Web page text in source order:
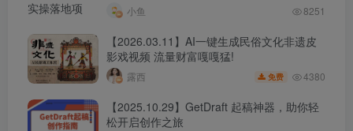
小鱼 8251
【2026.03.11】AI一键生成民俗文化非遗皮
影戏视频 流量财富嘎嘎猛!
露西 免费 4380
【2025.10.29】GetDraft 起稿神器，助你轻
松开启创作之旅